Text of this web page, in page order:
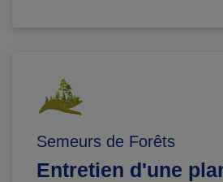
Semeurs de Forêts
Entretien d'une